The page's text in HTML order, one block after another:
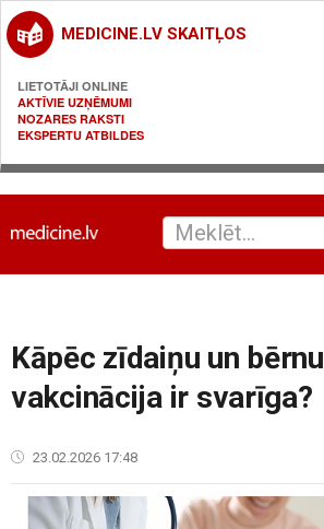
MEDICINE.LV SKAITĻOS
LIETOTĀJI ONLINE
AKTĪVIE UZŅĒMUMI
NOZARES RAKSTI
EKSPERTU ATBILDES
Kāpēc zīdaiņu un bērnu
vakcinācija ir svarīga?
23.02.2026 17:48